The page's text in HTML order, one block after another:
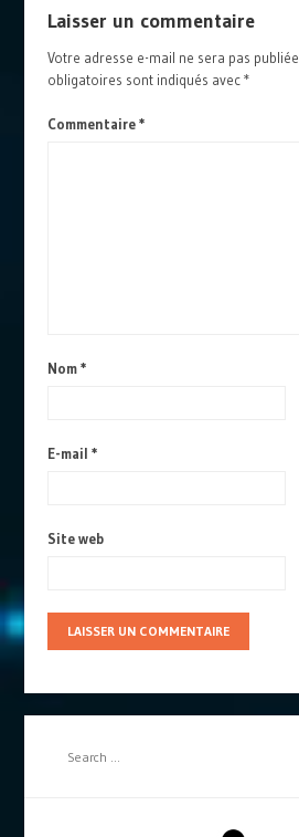
Laisser un commentaire
Votre adresse e-mail ne sera pas publiée.
obligatoires sont indiqués avec*
Commentaire*
Nom*
E-mail *
Site web